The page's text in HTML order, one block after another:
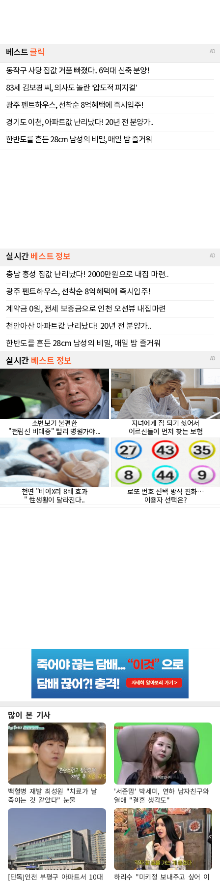
많이 본 기사
백혈병 재발 최성원 "치료가 날
죽이는 것 같았다" 눈물
'서준맘' 박세미, 연하 남자친구와
열애 "결혼 생각도"
[단독]인천 부평구 아파트서 10대
하리수 "미키정 보내주고 싶어 이